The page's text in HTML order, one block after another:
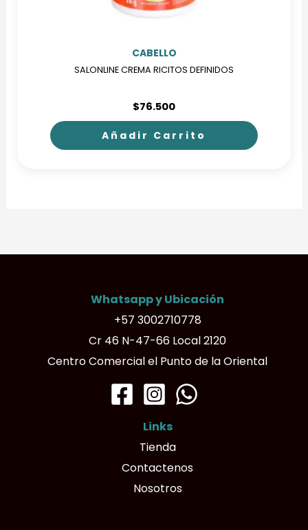
CABELLO
SALONLINE CREMA RICITOS DEFINIDOS
$76.500
Añadir Carrito
Whatsapp y Ubicación
+57 3002710778
Cr 46 N-47-66 Local 2120
Centro Comercial el Punto de la Oriental
Links
Tienda
Contactenos
Nosotros